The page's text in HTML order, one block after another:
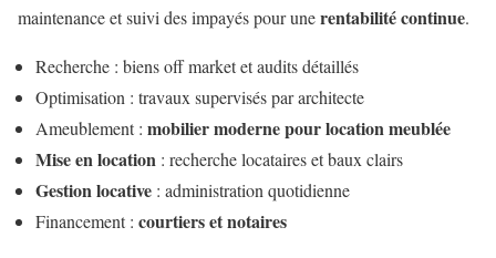
maintenance et suivi des impayés pour unerentabilité continue.
Recherche : biens off market et audits détaillés
Optimisation : travaux supervisés par architecte
Ameublement : mobilier moderne pour location meublée
Mise en location : recherche locataires et baux clairs
Gestion locative : administration quotidienne
Financement : courtiers et notaires